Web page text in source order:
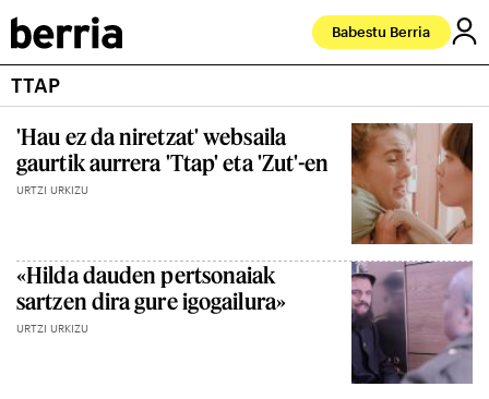
Babestu Berria
TTAP
'Hau ez da niretzat' websaila
gaurtik aurrera 'Ttap' eta 'Zut'-en
URTZI URKIZU
«Hilda dauden pertsonaiak
sartzen dira gure igogailura»
URTZI URKIZU